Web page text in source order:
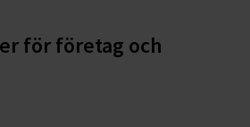
för företag och